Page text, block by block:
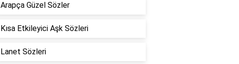
Arapça Güzel Sözler
Kısa Etkileyici Aşk Sözleri
Lanet Sözleri